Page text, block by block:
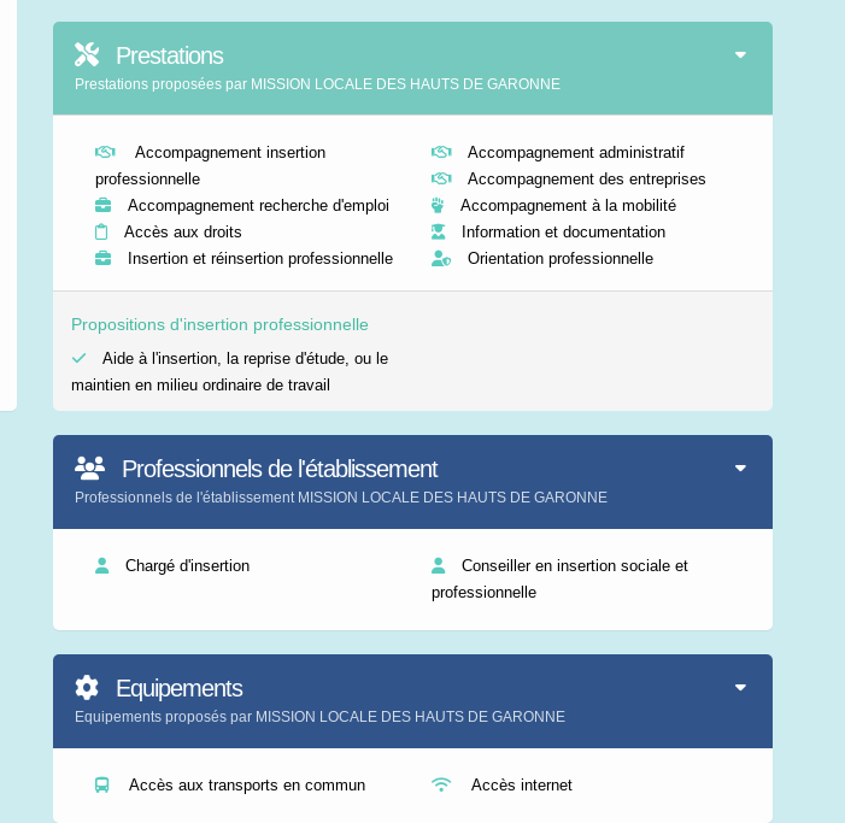
Prestations
Prestations proposées par MISSION LOCALE DES HAUTS DE GARONNE
Accompagnement insertion
professionnelle
Accompagnement administratif
Accompagnement des entreprises
Accompagnement recherche d'emploi
Accompagnement à la mobilité
Accès aux droits
Information et documentation
Insertion et réinsertion professionnelle
Orientation professionnelle
Propositions d'insertion professionnelle
Aide à l'insertion, la reprise d'étude, ou le
maintien en milieu ordinaire de travail
Professionnels de l'établissement
Professionnels de l'établissement MISSION LOCALE DES HAUTS DE GARONNE
Chargé d'insertion
Conseiller en insertion sociale et
professionnelle
Equipements
Equipements proposés par MISSION LOCALE DES HAUTS DE GARONNE
Accès aux transports en commun Accès internet